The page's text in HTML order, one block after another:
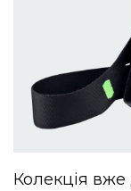
Колекція